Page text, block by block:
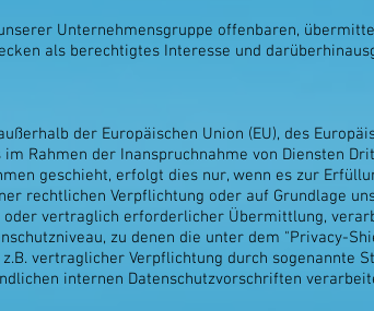
Unternehmensgruppe offenbaren,
als berechtigtes Interesse und
der Europäischen Union (EU), des
Rahmen der Inanspruchnahme von Diensten
geschieht, erfolgt dies nur, wenn es zur
rechtlichen Verpflichtung oder auf Grundlage
vertraglich erforderlicher Übermittlung,
zu denen die unter dem "Privacy-
vertraglicher Verpflichtung durch sogenannte
internen Datenschutzvorschriften